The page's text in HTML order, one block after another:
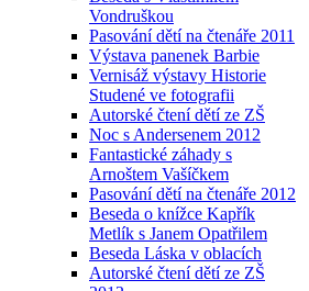
Vondruškou
Pasování dětí na čtenáře 2011
Výstava panenek Barbie
Vernisáž výstavy Historie
Studené ve fotografii
Autorské čtení dětí ze ZŠ
Noc s Andersenem 2012
Fantastické záhady s
Arnoštem Vašíčkem
Pasování dětí na čtenáře 2012
Beseda o knížce Kapřík
Metlík s Janem Opatřilem
Beseda Láska v oblacích
Autorské čtení dětí ze ZŠ